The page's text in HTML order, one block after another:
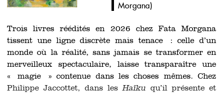
Morgana)
Trois livres réédités en 2026 chez Fata Morgana
tissent une ligne discrète mais tenace : celle d’un
monde où la réalité, sans jamais se transformer en
merveilleux spectaculaire, laisse transparaître une
« magie » contenue dans les choses mêmes. Chez
Philippe Jaccottet, dans lesHaïku qu’il présente et